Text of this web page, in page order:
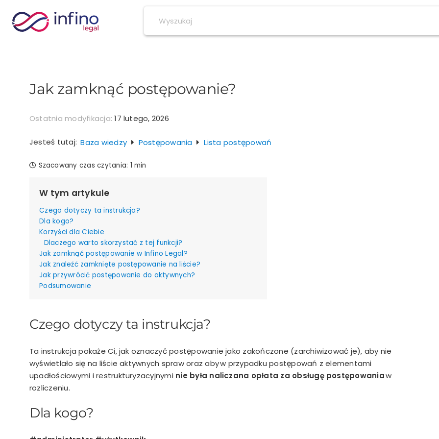
zawartości
Jak zamknąć postępowanie?
Ostatnia modyfikacja:17 lutego, 2026
Jesteś tutaj: Baza wiedzy Postępowania Lista postępowań
Szacowany czas czytania: 1 min
W tym artykule
Czego dotyczy ta instrukcja?
Dla kogo?
Korzyści dla Ciebie
Dlaczego warto skorzystać z tej funkcji?
Jak zamknąć postępowanie w Infino Legal?
Jak znaleźć zamknięte postępowanie na liście?
Jak przywrócić postępowanie do aktywnych?
Podsumowanie
Czego dotyczy ta instrukcja?
Ta instrukcja pokaże Ci, jak oznaczyć postępowanie jako zakończone (zarchiwizować je), aby nie
wyświetlało się na liście aktywnych spraw oraz aby w przypadku postępowań z elementami
upadłościowymi i restrukturyzacyjnymi nie była naliczana opłata za obsługę postępowaniaw
rozliczeniu.
Dla kogo?